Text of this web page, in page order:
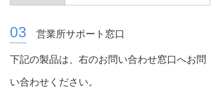
営業所サポート窓口
下記の製品は、右のお問い合わせ窓口へお問
い合わせください。